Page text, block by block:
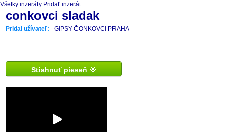
Všetky inzeráty Pridať inzerát
conkovci sladak
Pridal užívateľ: GIPSY ČONKOVCI PRAHA
Stiahnuť pieseň